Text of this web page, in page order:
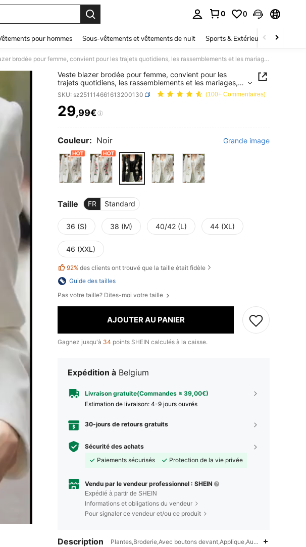
0 0
pour hommes Sous-vêtements et vêtements de nuit Sports & Extérieur Enfants
Veste blazer brodée pour femme, convient pour les trajets quotidiens, les rassemblements et les mariages, noir, printemps et automne
Veste blazer brodée pour femme, convient pour les
trajets quotidiens, les rassemblements et les mariages,
noir, printemps et automne
SKU: sz251114661613200130 (100+ Commentaires)
PRICE AND AVAILABILITY
29,99€
Couleur: Noir Grande image
Taille FR Standard
36 (S) 38 (M) 40/42 (L) 44 (XL)
46 (XXL)
92% des clients ont trouvé que la taille était fidèle
Guide des tailles
Pas votre taille? Dites-moi votre taille
AJOUTER AU PANIER
Gagnez jusqu'à 34 points SHEIN calculés à la caisse.
Expédition à Belgium
Livraison gratuite(Commandes ≥ 39,00€)
Estimation de livraison: 4-9 jours ouvrés
30-jours de retours gratuits
Sécurité des achats
Paiements sécurisés
Protection de la vie privée
Vendu par le vendeur professionnel : SHEIN
Expédié à partir de SHEIN
Informations et obligations du vendeur
Pour signaler ce vendeur et/ou ce produit
Description Plantes,Broderie,Avec boutons devant,Applique,Aucune